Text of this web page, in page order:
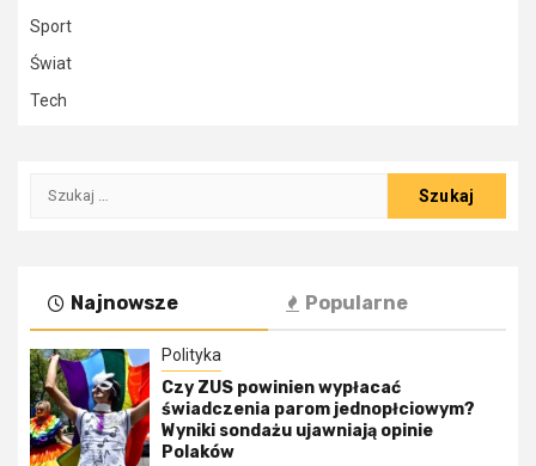
Sport
Świat
Tech
Szukaj:
Najnowsze Popularne
Polityka
Czy ZUS powinien wypłacać
świadczenia parom jednopłciowym?
Wyniki sondażu ujawniają opinie
Polaków